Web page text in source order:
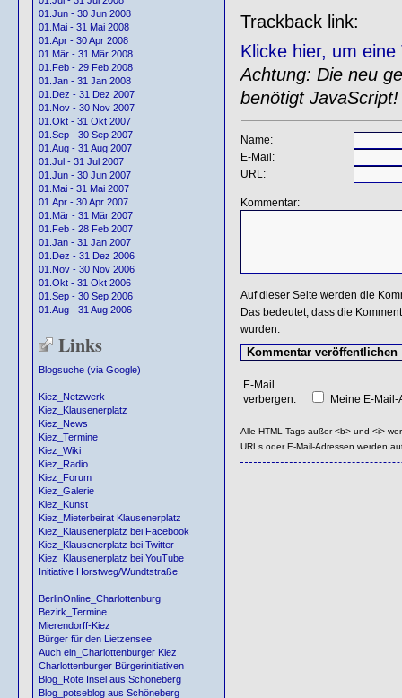
01.Jun - 30 Jun 2008
01.Mai - 31 Mai 2008
01.Apr - 30 Apr 2008
01.Mär - 31 Mär 2008
01.Feb - 29 Feb 2008
01.Jan - 31 Jan 2008
01.Dez - 31 Dez 2007
01.Nov - 30 Nov 2007
01.Okt - 31 Okt 2007
01.Sep - 30 Sep 2007
01.Aug - 31 Aug 2007
01.Jul - 31 Jul 2007
01.Jun - 30 Jun 2007
01.Mai - 31 Mai 2007
01.Apr - 30 Apr 2007
01.Mär - 31 Mär 2007
01.Feb - 28 Feb 2007
01.Jan - 31 Jan 2007
01.Dez - 31 Dez 2006
01.Nov - 30 Nov 2006
01.Okt - 31 Okt 2006
01.Sep - 30 Sep 2006
01.Aug - 31 Aug 2006
Links
Blogsuche (via Google)
Kiez_Netzwerk
Kiez_Klausenerplatz
Kiez_News
Kiez_Termine
Kiez_Wiki
Kiez_Radio
Kiez_Forum
Kiez_Galerie
Kiez_Kunst
Kiez_Mieterbeirat Klausenerplatz
Kiez_Klausenerplatz bei Facebook
Kiez_Klausenerplatz bei Twitter
Kiez_Klausenerplatz bei YouTube
Initiative Horstweg/Wundtstraße
BerlinOnline_Charlottenburg
Bezirk_Termine
Mierendorff-Kiez
Bürger für den Lietzensee
Auch ein_Charlottenburger Kiez
Charlottenburger Bürgerinitiativen
Blog_Rote Insel aus Schöneberg
Blog_potseblog aus Schöneberg
Trackback link:
Klicke hier, um
Achtung: Die neu
benötigt JavaScript!
Name:
E-Mail:
URL:
Kommentar:
Auf dieser Seite werden die
Das bedeutet, dass die
wurden.
E-Mail
verbergen:
Meine E-
Alle HTML-Tags außer <b> und <i>
URLs oder E-Mail-Adressen werden